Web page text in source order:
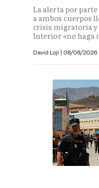
La alerta por
a ambos cuerpos
crisis migratoria y
Interior «no haga
David Loji | 08/08/2026